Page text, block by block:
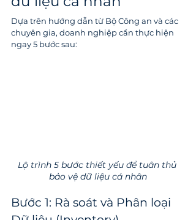
Dựa trên hướng dẫn từ Bộ Công an và các
chuyên gia, doanh nghiệp cần thực hiện
ngay 5 bước sau:
Lộ trình 5 bước thiết yếu để tuân thủ
bảo vệ dữ liệu cá nhân
Bước 1: Rà soát và Phân loại